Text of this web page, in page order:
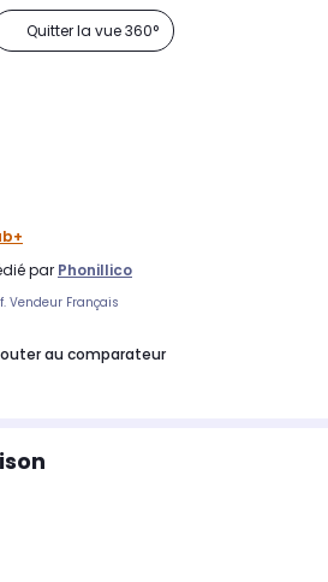
Quitter la vue 360°
par Phonillico
Vendeur Français
au comparateur